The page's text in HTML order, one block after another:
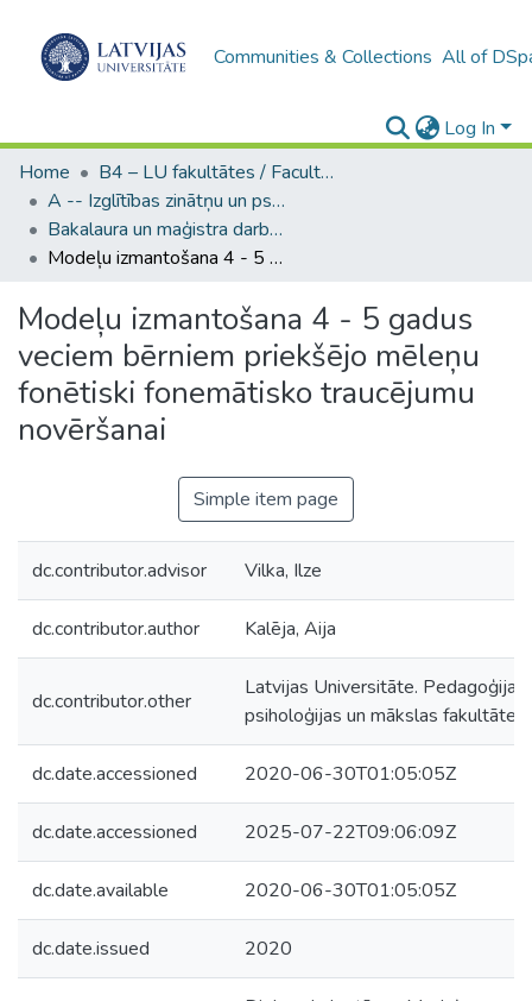
Communities & Collections All of
Log In
Home
B4 – LU fakultātes / Faculties of the UL
A -- Izglītības zinātņu un psiholoģijas fakultāte / Faculty of Education Sciences and Psychology
Bakalaura un maģistra darbi (PPMF) / Bachelor's and Master's theses
Modeļu izmantošana 4 - 5 gadus veciem bērniem priekšējo mēleņu fonētiski fonemātisko traucējumu novēršanai
Modeļu izmantošana 4 - 5 gadus
veciem bērniem priekšējo mēleņu
fonētiski fonemātisko traucējumu
novēršanai
Simple item page
dc.contributor.advisor Vilka, Ilze
dc.contributor.author Kalēja, Aija
dc.contributor.other
Latvijas Universitāte. Pedagoģijas,
psiholoģijas un mākslas fakultāte
dc.date.accessioned 2020-06-30T01:05:05Z
dc.date.accessioned 2025-07-22T09:06:09Z
dc.date.available 2020-06-30T01:05:05Z
dc.date.issued 2020